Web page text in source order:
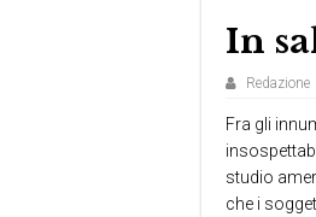
In
Redazione
Fra gli
studio
che i